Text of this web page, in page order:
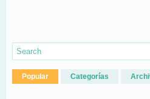
Popular Categorías